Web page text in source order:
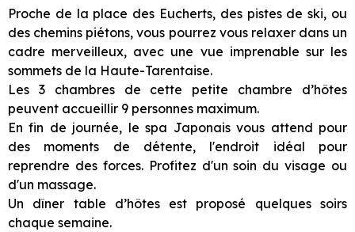
Proche de la place des Eucherts, des pistes de ski, ou
des chemins piétons, vous pourrez vous relaxer dans un
cadre merveilleux, avec une vue imprenable sur les
sommets de la Haute-Tarentaise.
Les 3 chambres de cette petite chambre d’hôtes
peuvent accueillir 9 personnes maximum.
En fin de journée, le spa Japonais vous attend pour
des moments de détente, l'endroit idéal pour
reprendre des forces. Profitez d'un soin du visage ou
d'un massage.
Un dîner table d’hôtes est proposé quelques soirs
chaque semaine.